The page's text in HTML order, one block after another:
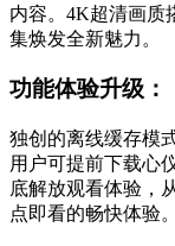
内容。4K超清画质
集焕发全新魅力。
功能体验升级：
独创的离线缓存模
用户可提前下载心
底解放观看体验，
点即看的畅快体验。